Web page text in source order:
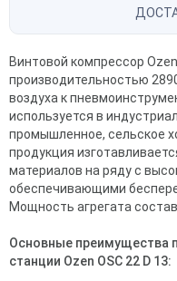
Винтовой компрессор Ozen
производительностью
воздуха к
используется в
промышленное, сельское
продукция
материалов на ряду с
обеспечивающими
Мощность агрегата
Основные преимущества
станции Ozen OSC 22 D 13: